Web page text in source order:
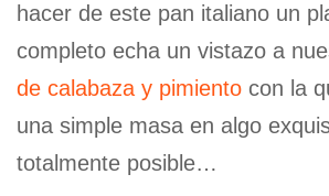
hacer de este pan italiano un
completo echa un vistazo a
de calabaza y pimiento con la
una simple masa en algo
totalmente posible…